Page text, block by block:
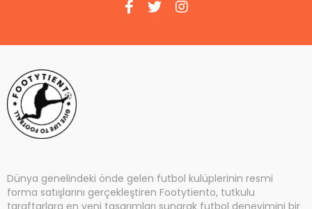
Dünya genelindeki önde gelen futbol kulüplerinin resmi
forma satışlarını gerçekleştiren Footytiento, tutkulu
taraftarlara en yeni tasarımları sunarak futbol deneyimini bir